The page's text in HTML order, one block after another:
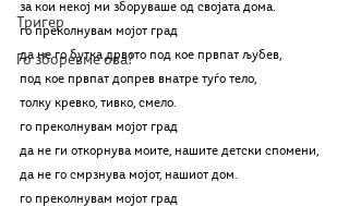
Тригер
Го зборевме ова?
за кои некој ми зборуваше од својата дома.
го преколнувам мојот град
да не го бутка дрвото под кое првпат љубев,
под кое првпат допрев внатре туѓо тело,
толку кревко, тивко, смело.
го преколнувам мојот град
да не ги откорнува моите, нашите детски спомени,
да не го смрзнува мојот, нашиот дом.
го преколнувам мојот град